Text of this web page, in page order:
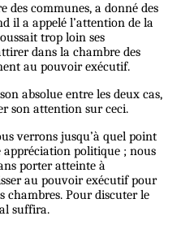
des communes, a donné des
il a appelé l’attention de la
trop loin ses
dans la chambre des
au pouvoir exécutif.
absolue entre les deux cas,
son attention sur ceci.
verrons jusqu’à quel point
politique ; nous
porter atteinte à
au pouvoir exécutif pour
chambres. Pour discuter le
suffira.